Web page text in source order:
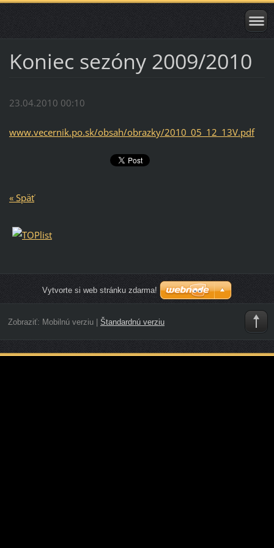
Koniec sezóny 2009/2010
23.04.2010 00:10
www.vecernik.po.sk/obsah/obrazky/2010_05_12_13V.pdf
« Späť
Vytvorte si web stránku zdarma!
Zobraziť: Mobilnú verziu| Štandardnú verziu